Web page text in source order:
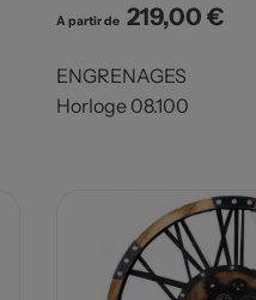
A partir de Prix
219,00 €
ENGRENAGES
Horloge 08.100